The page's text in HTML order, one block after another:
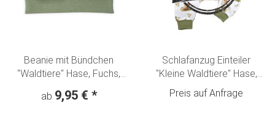
Beanie mit Bündchen
"Waldtiere" Hase, Fuchs,
ab 9,95 € *
Schlafanzug Einteiler
"Kleine Waldtiere" Hase,
Fuchs, Reh & Bär creme-
olivgrün
Preis auf Anfrage